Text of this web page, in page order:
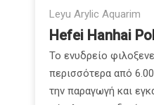
Leyu Arylic Aquarim
Hefei Hanhai
Το ενυδρείο
περισσότερα από
την παραγωγή και